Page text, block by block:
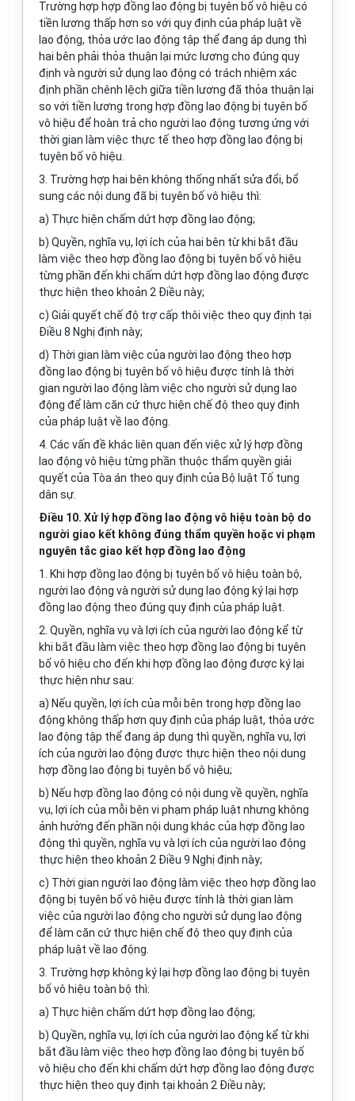
Trường hợp hợp đồng lao động bị tuyên bố vô hiệu có
tiền lương thấp hơn so với quy định của pháp luật về
lao động, thỏa ước lao động tập thể đang áp dụng thì
hai bên phải thỏa thuận lại mức lương cho đúng quy
định và người sử dụng lao động có trách nhiệm xác
định phần chênh lệch giữa tiền lương đã thỏa thuận lại
so với tiền lương trong hợp đồng lao động bị tuyên bố
vô hiệu để hoàn trả cho người lao động tương ứng với
thời gian làm việc thực tế theo hợp đồng lao động bị
tuyên bố vô hiệu.
3. Trường hợp hai bên không thống nhất sửa đổi, bổ
sung các nội dung đã bị tuyên bố vô hiệu thì:
a) Thực hiện chấm dứt hợp đồng lao động;
b) Quyền, nghĩa vụ, lợi ích của hai bên từ khi bắt đầu
làm việc theo hợp đồng lao động bị tuyên bố vô hiệu
từng phần đến khi chấm dứt hợp đồng lao động được
thực hiện theo khoản 2 Điều này;
c) Giải quyết chế độ trợ cấp thôi việc theo quy định tại
Điều 8 Nghị định này;
d) Thời gian làm việc của người lao động theo hợp
đồng lao động bị tuyên bố vô hiệu được tính là thời
gian người lao động làm việc cho người sử dụng lao
động để làm căn cứ thực hiện chế độ theo quy định
của pháp luật về lao động.
4. Các vấn đề khác liên quan đến việc xử lý hợp đồng
lao động vô hiệu từng phần thuộc thẩm quyền giải
quyết của Tòa án theo quy định của Bộ luật Tố tụng
dân sự.
Điều 10. Xử lý hợp đồng lao động vô hiệu toàn bộ do
người giao kết không đúng thẩm quyền hoặc vi phạm
nguyên tắc giao kết hợp đồng lao động
1. Khi hợp đồng lao động bị tuyên bố vô hiệu toàn bộ,
người lao động và người sử dụng lao động ký lại hợp
đồng lao động theo đúng quy định của pháp luật.
2. Quyền, nghĩa vụ và lợi ích của người lao động kể từ
khi bắt đầu làm việc theo hợp đồng lao động bị tuyên
bố vô hiệu cho đến khi hợp đồng lao động được ký lại
thực hiện như sau:
a) Nếu quyền, lợi ích của mỗi bên trong hợp đồng lao
động không thấp hơn quy định của pháp luật, thỏa ước
lao động tập thể đang áp dụng thì quyền, nghĩa vụ, lợi
ích của người lao động được thực hiện theo nội dung
hợp đồng lao động bị tuyên bố vô hiệu;
b) Nếu hợp đồng lao động có nội dung về quyền, nghĩa
vụ, lợi ích của mỗi bên vi phạm pháp luật nhưng không
ảnh hưởng đến phần nội dung khác của hợp đồng lao
động thì quyền, nghĩa vụ và lợi ích của người lao động
thực hiện theo khoản 2 Điều 9 Nghị định này;
c) Thời gian người lao động làm việc theo hợp đồng lao
động bị tuyên bố vô hiệu được tính là thời gian làm
việc của người lao động cho người sử dụng lao động
để làm căn cứ thực hiện chế độ theo quy định của
pháp luật về lao động.
3. Trường hợp không ký lại hợp đồng lao động bị tuyên
bố vô hiệu toàn bộ thì:
a) Thực hiện chấm dứt hợp đồng lao động;
b) Quyền, nghĩa vụ, lợi ích của người lao động kể từ khi
bắt đầu làm việc theo hợp đồng lao động bị tuyên bố
vô hiệu cho đến khi chấm dứt hợp đồng lao động được
thực hiện theo quy định tại khoản 2 Điều này;